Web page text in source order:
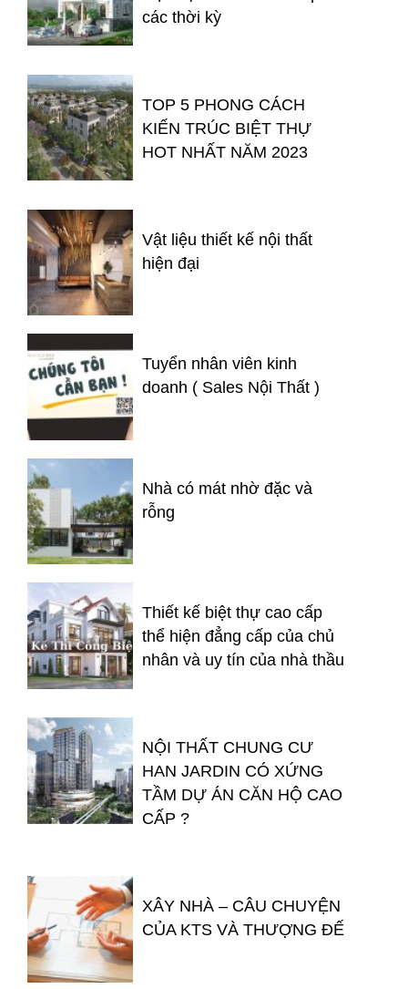
các thời kỳ
TOP 5 PHONG CÁCH
KIẾN TRÚC BIỆT THỰ
HOT NHẤT NĂM 2023
Vật liệu thiết kế nội thất
hiện đại
Tuyển nhân viên kinh
doanh ( Sales Nội Thất )
Nhà có mát nhờ đặc và
rỗng
Thiết kế biệt thự cao cấp
thể hiện đẳng cấp của chủ
nhân và uy tín của nhà thầu
NỘI THẤT CHUNG CƯ
HAN JARDIN CÓ XỨNG
TẦM DỰ ÁN CĂN HỘ CAO
CẤP ?
XÂY NHÀ – CÂU CHUYỆN
CỦA KTS VÀ THƯỢNG ĐẾ